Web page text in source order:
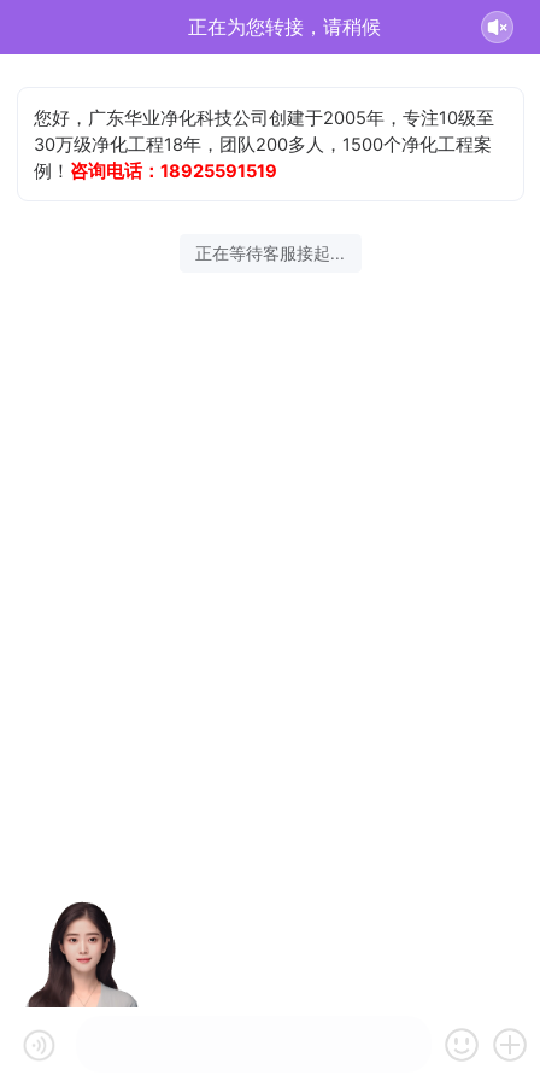
正在为您转接，请稍候
您好，广东华业净化科技公司创建于2005年，专注10级至
30万级净化工程18年，团队200多人，1500个净化工程案
例！ 咨询电话：18925591519
正在等待客服接起...